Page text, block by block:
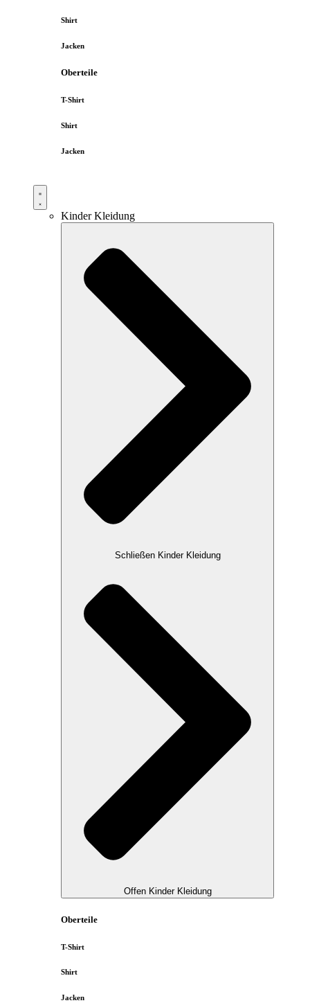
Shirt
Jacken
Oberteile
T-Shirt
Shirt
Jacken
Kinder Kleidung
Schließen Kinder Kleidung
Offen Kinder Kleidung
Oberteile
T-Shirt
Shirt
Jacken